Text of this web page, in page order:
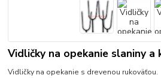
Vidličky na opekanie slaniny a
Vidličky na opekanie s drevenou